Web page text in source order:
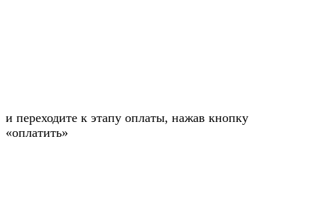
и переходите к этапу оплаты, нажав кнопку
«оплатить»